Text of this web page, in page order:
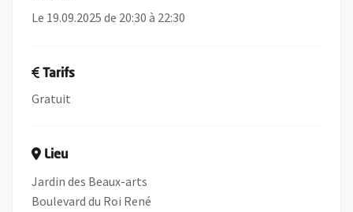
Le 19.09.2025 de 20:30 à 22:30
Tarifs
Gratuit
Lieu
Jardin des Beaux-arts
Boulevard du Roi René